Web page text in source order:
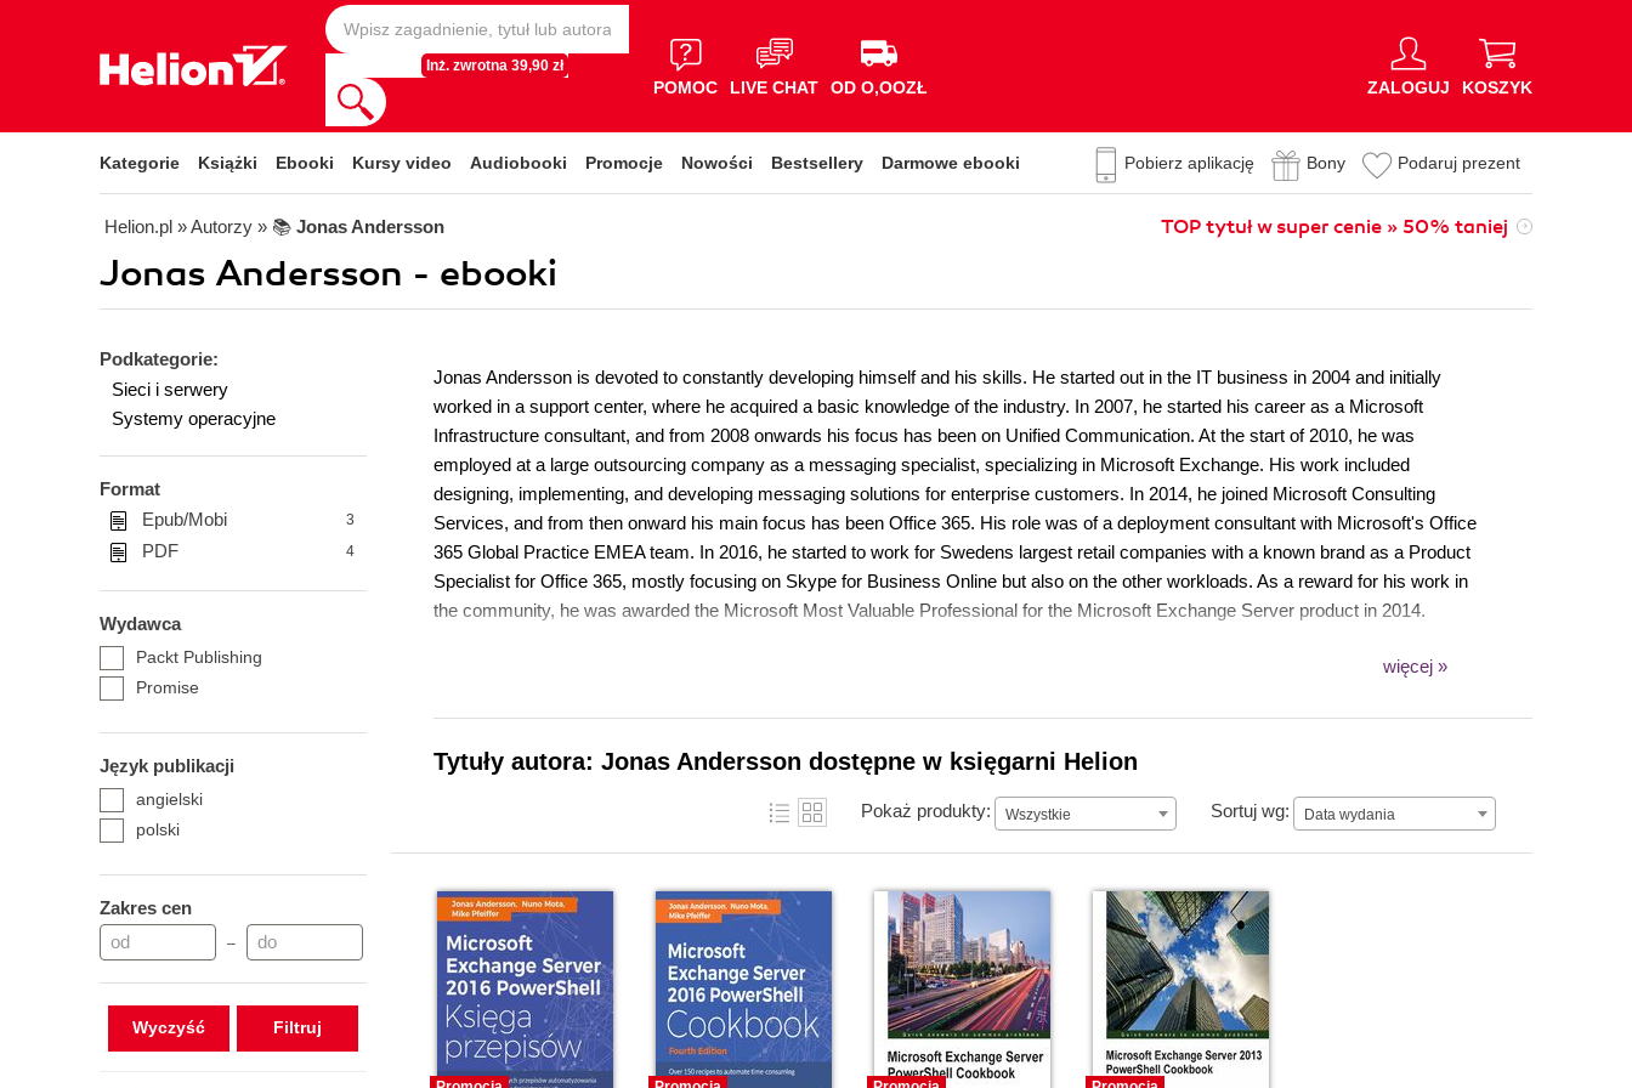
Inż. zwrotna 39,90 zł
POMOC LIVE CHAT OD O,OOZŁ ZALOGUJ KOSZYK
Kategorie Książki Ebooki Kursy video Audiobooki Promocje Nowości Bestsellery Darmowe ebooki Pobierz aplikację Bony Podaruj prezent
Helion.pl » Autorzy » 📚 Jonas Andersson TOP tytuł w super cenie » 50% taniej
Jonas Andersson - ebooki
Podkategorie:
Sieci i serwery
Systemy operacyjne
Format
Epub/Mobi
3
PDF 4
Wydawca
Packt Publishing
Promise
Język publikacji
angielski
polski
Zakres cen
–
Wyczyść
Jonas Andersson is devoted to constantly developing himself and his skills. He started out in the IT business in 2004 and initially
worked in a support center, where he acquired a basic knowledge of the industry. In 2007, he started his career as a Microsoft
Infrastructure consultant, and from 2008 onwards his focus has been on Unified Communication. At the start of 2010, he was
employed at a large outsourcing company as a messaging specialist, specializing in Microsoft Exchange. His work included
designing, implementing, and developing messaging solutions for enterprise customers. In 2014, he joined Microsoft Consulting
Services, and from then onward his main focus has been Office 365. His role was of a deployment consultant with Microsoft's Office
365 Global Practice EMEA team. In 2016, he started to work for Swedens largest retail companies with a known brand as a Product
Specialist for Office 365, mostly focusing on Skype for Business Online but also on the other workloads. As a reward for his work in
the community, he was awarded the Microsoft Most Valuable Professional for the Microsoft Exchange Server product in 2014.
więcej »
Tytuły autora: Jonas Andersson dostępne w księgarni Helion
Pokaż produkty: Wszystkie Sortuj wg: Data wydania
Data wydania